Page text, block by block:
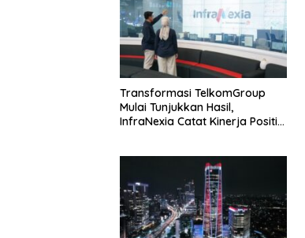
Transformasi TelkomGroup
Mulai Tunjukkan Hasil,
InfraNexia Catat Kinerja Positif